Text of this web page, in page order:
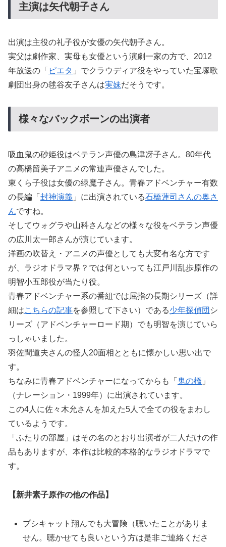
主演は矢代朝子さん
出演は主役の礼子役が女優の矢代朝子さん。
実父は劇作家、実母も女優という演劇一家の方で、2012
年放送の「 ピエタ 」でクラウディア役をやっていた宝塚歌
劇団出身の毬谷友子さんは実妹だそうです。
様々なバックボーンの出演者
吸血鬼の砂姫役はベテラン声優の島津冴子さん。80年代
の高橋留美子アニメの常連声優さんでした。
東くら子役は女優の緑魔子さん。青春アドベンチャー有数
の長編「 封神演義 」に出演されている石橋蓮司さんの奥さ
んですね。
そしてウォグラや山科さんなどの様々な役をベテラン声優
の広川太一郎さんが演じています。
洋画の吹替え・アニメの声優としても大変有名な方です
が、ラジオドラマ界？では何といっても江戸川乱歩原作の
明智小五郎役が当たり役。
青春アドベンチャー系の番組では屈指の長期シリーズ（詳
細はこちらの記事を参照して下さい）である少年探偵団 シ
リーズ（アドベンチャーロード期）でも明智を演じていら
っしゃいました。
羽佐間道夫さんの怪人20面相とともに懐かしい思い出で
す。
ちなみに青春アドベンチャーになってからも「 鬼の橋 」
（ナレーション・1999年）に出演されています。
この4人に佐々木允さんを加えた5人で全ての役をまわし
ているようです。
「ふたりの部屋」はその名のとおり出演者が二人だけの作
品もありますが、本作は比較的本格的なラジオドラマで
す。
【新井素子原作の他の作品】
プシキャット翔んでも大冒険（聴いたことがありま
せん。聴かせても良いという方は是非ご連絡くださ